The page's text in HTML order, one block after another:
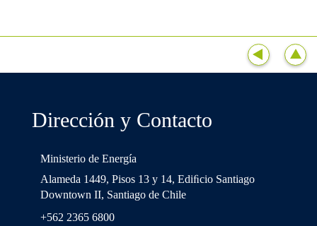
Dirección y Contacto
Ministerio de Energía
Alameda 1449, Pisos 13 y 14, Ediﬁcio Santiago
Downtown II, Santiago de Chile
+562 2365 6800